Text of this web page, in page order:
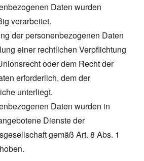
Daten wurden
verarbeitet.
der personenbezogenen Daten
einer rechtlichen Verpflichtung
oder dem Recht der
erforderlich, dem der
unterliegt.
Daten wurden in
Dienste der
gemäß Art. 8 Abs. 1